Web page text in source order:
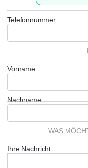
Telefonnummer
Vorname
Nachname
WAS
Ihre Nachricht